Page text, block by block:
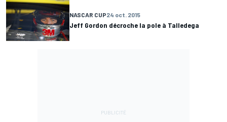
NASCAR CUP24 oct. 2015
Jeff Gordon décroche la pole à Talledega